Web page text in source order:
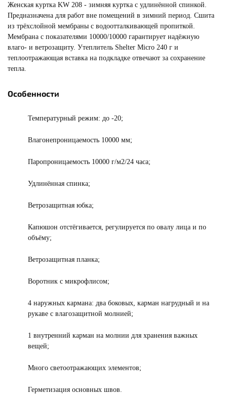
Женская куртка KW 208 - зимняя куртка с удлинённой спинкой.
Предназначена для работ вне помещений в зимний период. Сшита
из трёхслойной мембраны с водоотталкивающей пропиткой.
Мембрана с показателями 10000/10000 гарантирует надёжную
влаго- и ветрозащиту. Утеплитель Shelter Micro 240 г и
теплоотражающая вставка на подкладке отвечают за сохранение
тепла.
Особенности
Температурный режим: до -20;
Влагонепроницаемость 10000 мм;
Паропроницаемость 10000 г/м2/24 часа;
Удлинённая спинка;
Ветрозащитная юбка;
Капюшон отстёгивается, регулируется по овалу лица и по
объёму;
Ветрозащитная планка;
Воротник с микрофлисом;
4 наружных кармана: два боковых, карман нагрудный и на
рукаве с влагозащитной молнией;
1 внутренний карман на молнии для хранения важных
вещей;
Много светоотражающих элементов;
Герметизация основных швов.